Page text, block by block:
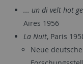
... un di velt hot
Aires 1956
La Nuit, Paris
Neue